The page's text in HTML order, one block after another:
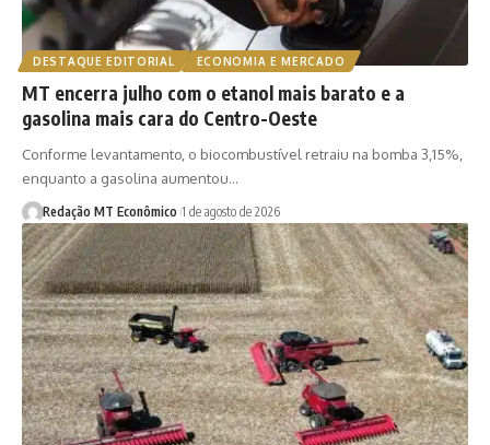
DESTAQUE EDITORIAL ECONOMIA E MERCADO
MT encerra julho com o etanol mais barato e a
gasolina mais cara do Centro-Oeste
Conforme levantamento, o biocombustível retraiu na bomba 3,15%,
enquanto a gasolina aumentou…
Redação MT Econômico 1 de agosto de 2026